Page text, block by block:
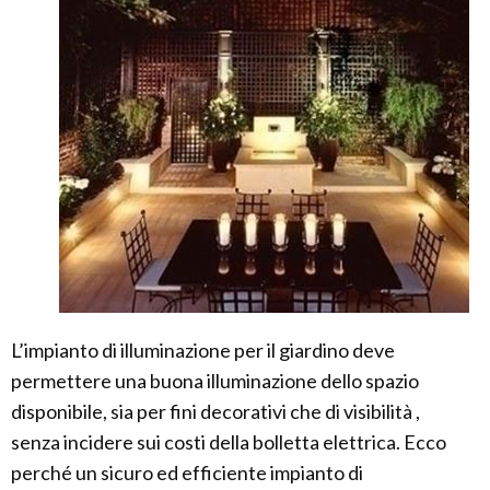
L’impianto di illuminazione per il giardino deve
permettere una buona illuminazione dello spazio
disponibile, sia per fini decorativi che di visibilità ,
senza incidere sui costi della bolletta elettrica. Ecco
perché un sicuro ed efficiente impianto di